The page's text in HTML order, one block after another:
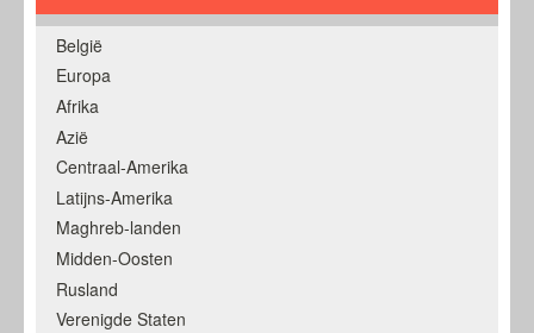
België
Europa
Afrika
Azië
Centraal-Amerika
Latijns-Amerika
Maghreb-landen
Midden-Oosten
Rusland
Verenigde Staten